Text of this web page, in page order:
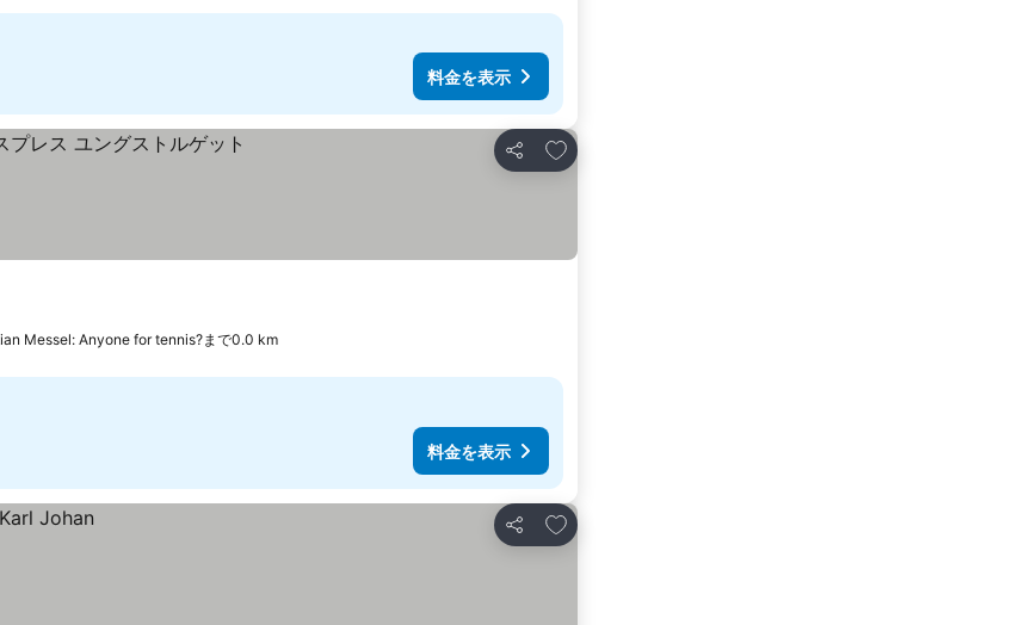
料金を表示
シェア
お気に入りに追加
Messel: Anyone for tennis?まで0.0 km
料金を表示
シェア
お気に入りに追加